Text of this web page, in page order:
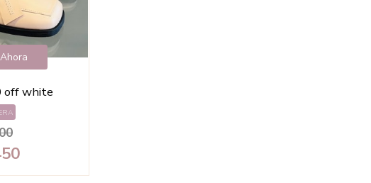
off white